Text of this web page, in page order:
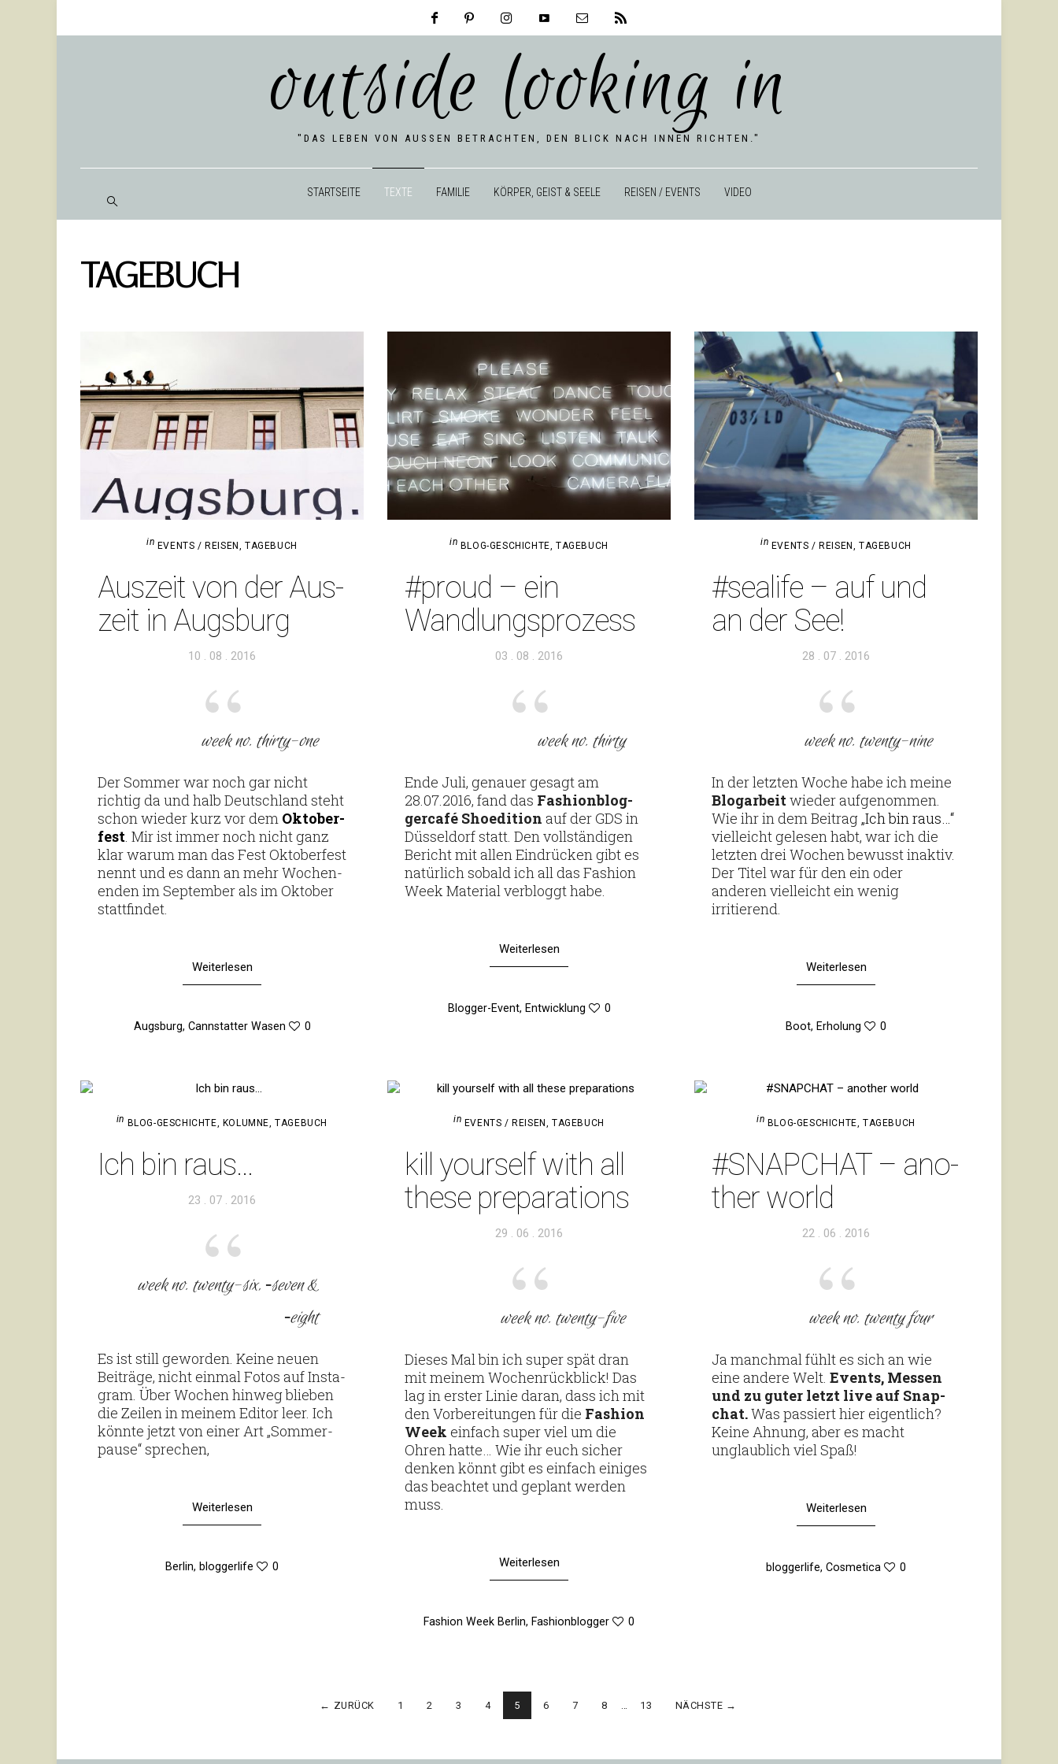
outside looking in
"DAS LEBEN VON AUSSEN BETRACHTEN, DEN BLICK NACH INNEN RICHTEN."
START­SEITE TEXTE FAMILIE KÖRPER, GEIST & SEELE REISEN / EVENTS VIDEO
TAGEBUCH
in EVENTS / REISEN ,TAGEBUCH
Aus­zeit von der Aus­
zeit in Augsburg
Veröffentlicht
10 . 08 . 2016
week no. thirty-one
Der Sommer war noch gar nicht
richtig da und halb Deutsch­land steht
schon wieder kurz vor dem Okto­ber­
fest . Mir ist immer noch nicht ganz
klar warum man das Fest Okto­ber­fest
nennt und es dann an mehr Wochen­
enden im Sep­tember als im Oktober
stattfindet.
Weiterlesen
Augsburg, Cannstatter Wasen 0
in BLOG-GESCHICHTE ,TAGEBUCH
#proud – ein
Wandlungsprozess
Veröffentlicht
03 . 08 . 2016
week no. thirty
Ende Juli, genauer gesagt am
28.07.2016, fand das Fashionblog­
ger­café Shoedi­tion auf der GDS in
Düs­sel­dorf statt. Den voll­stän­digen
Bericht mit allen Ein­drü­cken gibt es
natür­lich sobald ich all das Fashion
Week Mate­rial ver­bloggt habe.
Weiterlesen
Blogger-Event, Entwicklung 0
in EVENTS / REISEN ,TAGEBUCH
#sea­life – auf und
an der See!
Veröffentlicht
28 . 07 . 2016
week no. twenty-nine
In der letzten Woche habe ich meine
Blog­ar­beit wieder auf­ge­nommen.
Wie ihr in dem Bei­trag„Ich bin raus…“
viel­leicht gelesen habt, war ich die
letzten drei Wochen bewusst inaktiv.
Der Titel war für den ein oder
anderen viel­leicht ein wenig
irritierend.
Weiterlesen
Boot, Erholung 0
in BLOG-GESCHICHTE KOLUMNE ,TAGEBUCH
Ich bin raus…
Veröffentlicht
23 . 07 . 2016
week no. twenty-six, ‑seven &
‑eight
Es ist still geworden. Keine neuen
Bei­träge, nicht einmal Fotos auf Insta­
gram. Über Wochen hinweg blieben
die Zeilen in meinem Editor leer. Ich
könnte jetzt von einer Art „Som­mer­
pause“ sprechen,
Weiterlesen
Berlin, bloggerlife 0
in EVENTS / REISEN ,TAGEBUCH
kill yourself with all
these preparations
Veröffentlicht
29 . 06 . 2016
week no. twenty-five
Dieses Mal bin ich super spät dran
mit meinem Wochen­rück­blick! Das
lag in erster Linie daran, dass ich mit
den Vor­be­rei­tungen für die Fashion
Week ein­fach super viel um die
Ohren hatte… Wie ihr euch sicher
denken könnt gibt es ein­fach einiges
das beachtet und geplant werden
muss.
Weiterlesen
Fashion Week Berlin, Fashionblogger 0
in BLOG-GESCHICHTE ,TAGEBUCH
#SNAP­CHAT – ano­
ther world
Veröffentlicht
22 . 06 . 2016
week no. twenty four
Ja manchmal fühlt es sich an wie
eine andere Welt. Events, Messen
und zu guter letzt live auf Snap­
chat.Was pas­siert hier eigent­lich?
Keine Ahnung, aber es macht
unglaub­lich viel Spaß!
Weiterlesen
bloggerlife, Cosmetica 0
← ZURÜCK 1 2 3 4 5 6 7 8 13 NÄCHSTE →